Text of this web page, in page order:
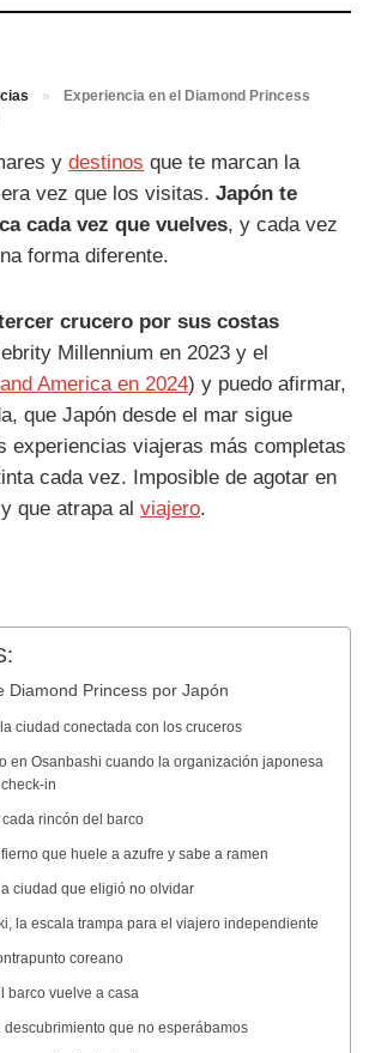
»
Experiencia en el Diamond Princess
ydestinos que te marcan la
vez que los visitas.Japón te
cada vez que vuelves, y cada vez
forma diferente.
crucero por sus costas
Millennium en 2023 y el
America en 2024) y puedo afirmar,
que Japón desde el mar sigue
experiencias viajeras más completas
cada vez. Imposible de agotar en
que atrapa al viajero.
Diamond Princess por Japón
ciudad conectada con los cruceros
en Osanbashi cuando la organización japonesa
in
rincón del barco
que huele a azufre y sabe a ramen
ciudad que eligió no olvidar
la escala trampa para el viajero independiente
coreano
barco vuelve a casa
descubrimiento que no esperábamos